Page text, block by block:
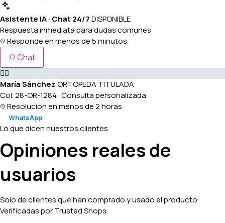
Asistente IA · Chat 24/7DISPONIBLE
Respuesta inmediata para dudas comunes
Responde en menos de 5 minutos
Chat
👩‍⚕️
María SánchezORTOPEDA TITULADA
Col. 28-OR-1284 · Consulta personalizada
Resolución en menos de 2 horas
WhatsApp
Lo que dicen nuestros clientes
Opiniones reales de
usuarios
Solo de clientes que han comprado y usado el producto.
Verificadas por Trusted Shops.